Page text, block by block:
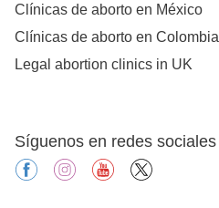
Clínicas de aborto en México
Clínicas de aborto en Colombia
Legal abortion clinics in UK
Síguenos en redes sociales
facebookinstagramyoutube